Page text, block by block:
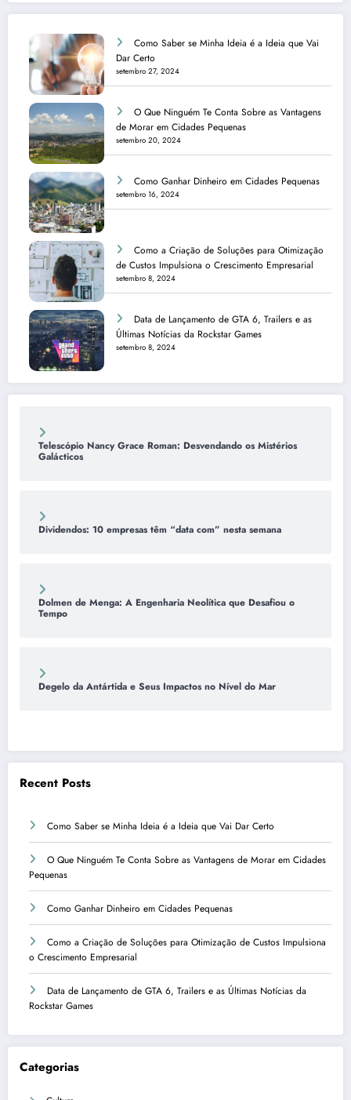
Como Saber se Minha Ideia é a Ideia que Vai
Dar Certo
setembro 27, 2024
O Que Ninguém Te Conta Sobre as Vantagens
de Morar em Cidades Pequenas
setembro 20, 2024
Como Ganhar Dinheiro em Cidades Pequenas
setembro 16, 2024
Como a Criação de Soluções para Otimização
de Custos Impulsiona o Crescimento Empresarial
setembro 8, 2024
Data de Lançamento de GTA 6, Trailers e as
Últimas Notícias da Rockstar Games
setembro 8, 2024
Telescópio Nancy Grace Roman: Desvendando os Mistérios
Galácticos
Dividendos: 10 empresas têm “data com” nesta semana
Dolmen de Menga: A Engenharia Neolítica que Desafiou o
Tempo
Degelo da Antártida e Seus Impactos no Nível do Mar
Recent Posts
Como Saber se Minha Ideia é a Ideia que Vai Dar Certo
O Que Ninguém Te Conta Sobre as Vantagens de Morar em Cidades
Pequenas
Como Ganhar Dinheiro em Cidades Pequenas
Como a Criação de Soluções para Otimização de Custos Impulsiona
o Crescimento Empresarial
Data de Lançamento de GTA 6, Trailers e as Últimas Notícias da
Rockstar Games
Categorias